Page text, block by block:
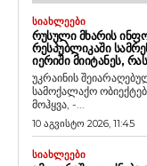
ᲡᲘᲐᲮᲚᲔᲔᲑᲘ
ᲠᲣᲡᲣᲚᲘ ᲛᲮᲐᲠᲘᲡ
ᲠᲔᲡᲞᲣᲑᲚᲘᲙᲐᲨᲘ
ᲘᲔᲠᲘᲨᲘ ᲛᲘᲘᲢᲐᲜᲔᲡ,
უკრაინის
სამოქალაქო
მოჰყვა, -...
10 აგვისტო 2026, 11:45
ᲡᲘᲐᲮᲚᲔᲔᲑᲘ